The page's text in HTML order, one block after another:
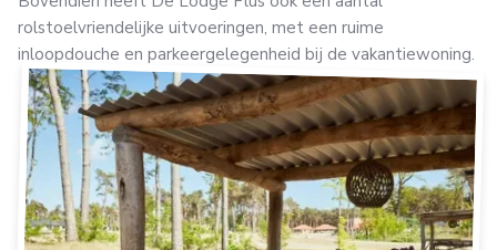
rolstoelvriendelijke uitvoeringen, met een ruime
inloopdouche en parkeergelegenheid bij de vakantiewoning.